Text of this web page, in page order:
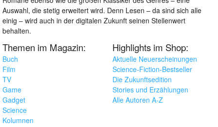
Auswahl, die stetig erweitert wird. Denn Lesen – da sind sich alle
einig – wird auch in der digitalen Zukunft seinen Stellenwert
behalten.
Themen im Magazin:
Buch
Film
TV
Game
Gadget
Science
Kolumnen
Highlights im Shop:
Aktuelle Neuerscheinungen
Science-Fiction-Bestseller
Die Zukunftsedition
Stories und Erzählungen
Alle Autoren A-Z